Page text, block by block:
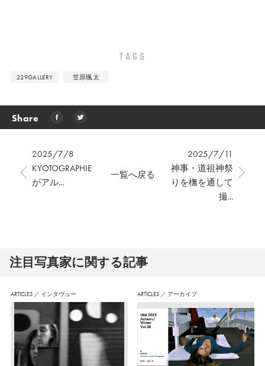
TAGS
229GALLERY 笠原颯太
Share
2025/7/8
KYOTOGRAPHIE
がアル...
2025/7/11
神事・道祖神祭
りを橅を通して
撮...
一覧へ戻る
注⽬写真家に関する記事
ARTICLES ／ インタヴュー ARTICLES ／ アーカイブ